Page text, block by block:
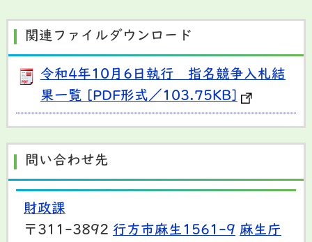
関連ファイルダウンロード
令和4年10月6日執行 指名競争入札結
果一覧 [PDF形式／103.75KB]
問い合わせ先
財政課
〒311-3892 行方市麻生1561-9 麻生庁